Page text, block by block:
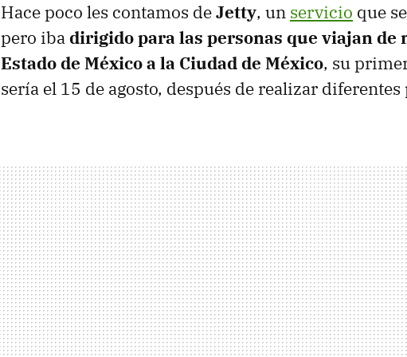
Hace poco les contamos deJetty, un servicio que
pero ibadirigido para las personas que viajan de
Estado de México a la Ciudad de México, su
sería el 15 de agosto, después de realizar diferentes